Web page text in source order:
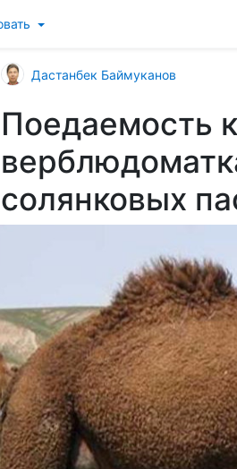
Дастанбек Баймуканов
Поедаемость
солянковых